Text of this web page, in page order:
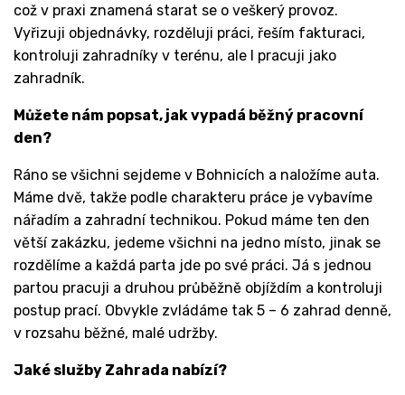
což v praxi znamená starat se o veškerý provoz.
Vyřizuji objednávky, rozděluji práci, řeším fakturaci,
kontroluji zahradníky v terénu, ale I pracuji jako
zahradník.
Můžete nám popsat, jak vypadá běžný pracovní
den?
Ráno se všichni sejdeme v Bohnicích a naložíme auta.
Máme dvě, takže podle charakteru práce je vybavíme
nářadím a zahradní technikou. Pokud máme ten den
větší zakázku, jedeme všichni na jedno místo, jinak se
rozdělíme a každá parta jde po své práci. Já s jednou
partou pracuji a druhou průběžně objíždím a kontroluji
postup prací. Obvykle zvládáme tak 5 – 6 zahrad denně,
v rozsahu běžné, malé udržby.
Jaké služby Zahrada nabízí?